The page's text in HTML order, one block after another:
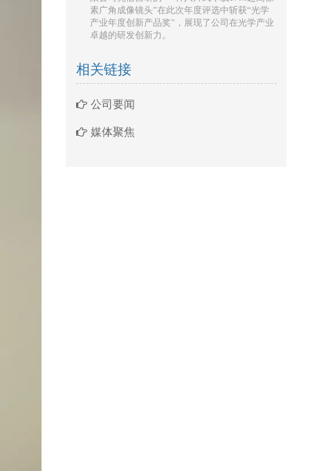
素广角成像镜头”在此次年度评选中斩获“光学
产业年度创新产品奖”，展现了公司在光学产业
卓越的研发创新力。
相关链接
公司要闻
媒体聚焦